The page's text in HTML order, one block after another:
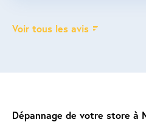
Dépannage de votre store à
Voir tous les avis